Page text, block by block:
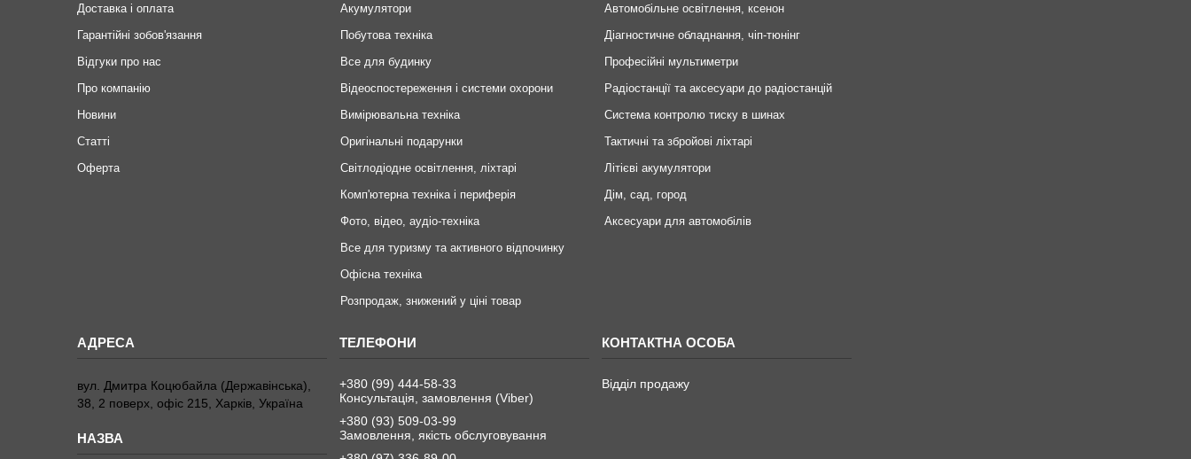
Доставка і оплата
Гарантійні зобов'язання
Відгуки про нас
Про компанію
Новини
Статті
Оферта
Акумулятори
Побутова техніка
Все для будинку
Відеоспостереження і системи охорони
Вимірювальна техніка
Оригінальні подарунки
Світлодіодне освітлення, ліхтарі
Комп'ютерна техніка і периферія
Фото, відео, аудіо-техніка
Все для туризму та активного відпочинку
Офісна техніка
Розпродаж, знижений у ціні товар
Автомобільне освітлення, ксенон
Діагностичне обладнання, чіп-тюнінг
Професійні мультиметри
Радіостанції та аксесуари до радіостанцій
Система контролю тиску в шинах
Тактичні та збройові ліхтарі
Літієві акумулятори
Дім, сад, город
Аксесуари для автомобілів
вул. Дмитра Коцюбайла (Державінська),
38, 2 поверх, офіс 215, Харків, Україна
+380 (99) 444-58-33
Консультація, замовлення (Viber)
+380 (93) 509-03-99
Замовлення, якість обслуговування
Відділ продажу